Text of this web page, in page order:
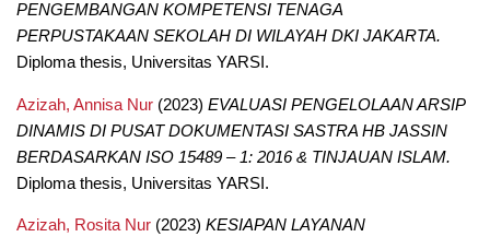
PENGEMBANGAN KOMPETENSI TENAGA
PERPUSTAKAAN SEKOLAH DI WILAYAH DKI JAKARTA.
Diploma thesis, Universitas YARSI.
Azizah, Annisa Nur(2023) EVALUASI PENGELOLAAN ARSIP
DINAMIS DI PUSAT DOKUMENTASI SASTRA HB JASSIN
BERDASARKAN ISO 15489 – 1: 2016 & TINJAUAN ISLAM.
Diploma thesis, Universitas YARSI.
Azizah, Rosita Nur(2023) KESIAPAN LAYANAN